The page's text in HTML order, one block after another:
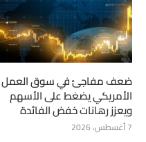
ضعف مفاجئ في سوق العمل
الأمريكي يضغط على الأسهم
ويعزز رهانات خفض الفائدة
7 أغسطس، 2026